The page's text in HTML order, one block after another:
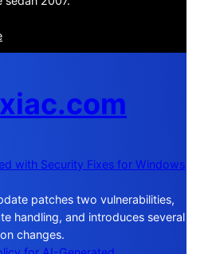
with Security Fixes for Windows
patches two vulnerabilities,
handling, and introduces several
changes.